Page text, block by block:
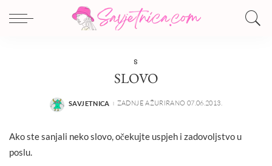
S
SLOVO
POSTED
SAVJETNICA ZADNJE AŽURIRANO 07.06.2013.
Ako ste sanjali neko slovo, očekujte uspjeh i zadovoljstvo u
poslu.